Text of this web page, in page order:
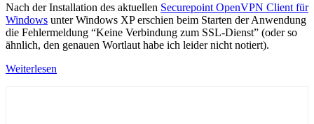
Nach der Installation des aktuellen Securepoint OpenVPN Client für
Windows unter Windows XP erschien beim Starten der Anwendung
die Fehlermeldung “Keine Verbindung zum SSL-Dienst” (oder so
ähnlich, den genauen Wortlaut habe ich leider nicht notiert).
Weiterlesen